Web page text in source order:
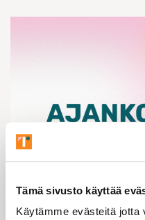
Tämä sivusto käyttää
Käytämme evästeitä jotta